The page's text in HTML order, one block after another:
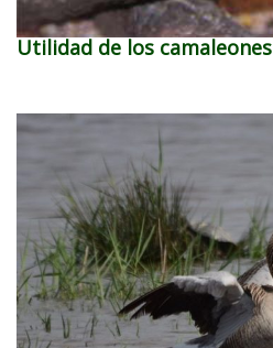
Utilidad de los camaleones